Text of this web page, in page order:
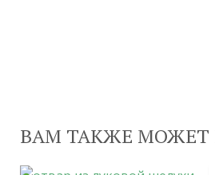
ВАМ ТАКЖЕ МОЖЕТ